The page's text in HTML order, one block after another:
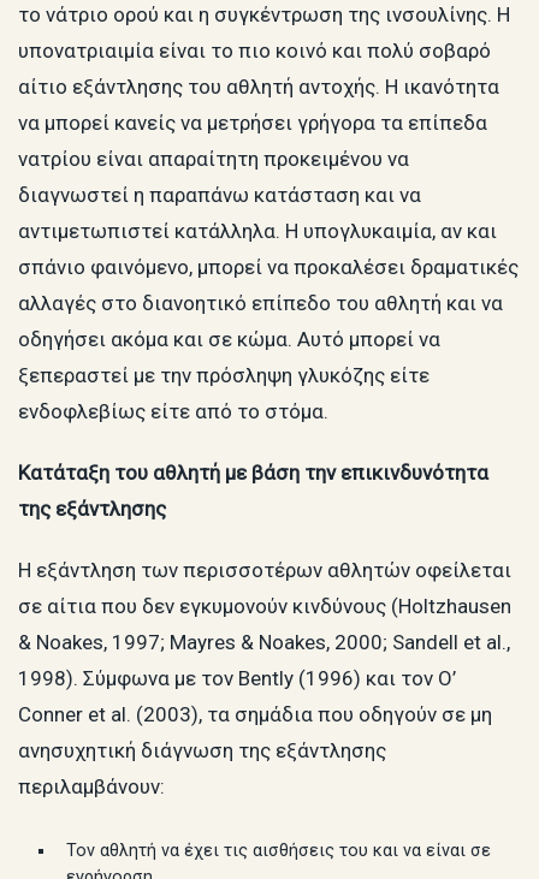
το νάτριο ορού και η συγκέντρωση της ινσουλίνης. Η
υπονατριαιμία είναι το πιο κοινό και πολύ σοβαρό
αίτιο εξάντλησης του αθλητή αντοχής. Η ικανότητα
να μπορεί κανείς να μετρήσει γρήγορα τα επίπεδα
νατρίου είναι απαραίτητη προκειμένου να
διαγνωστεί η παραπάνω κατάσταση και να
αντιμετωπιστεί κατάλληλα. Η υπογλυκαιμία, αν και
σπάνιο φαινόμενο, μπορεί να προκαλέσει δραματικές
αλλαγές στο διανοητικό επίπεδο του αθλητή και να
οδηγήσει ακόμα και σε κώμα. Αυτό μπορεί να
ξεπεραστεί με την πρόσληψη γλυκόζης είτε
ενδοφλεβίως είτε από το στόμα.
Κατάταξη του αθλητή με βάση την επικινδυνότητα
της εξάντλησης
Η εξάντληση των περισσοτέρων αθλητών οφείλεται
σε αίτια που δεν εγκυμονούν κινδύνους (Holtzhausen
& Noakes, 1997; Mayres & Noakes, 2000; Sandell et al.,
1998). Σύμφωνα με τον Bently (1996) και τον O’
Conner et al. (2003), τα σημάδια που οδηγούν σε μη
ανησυχητική διάγνωση της εξάντλησης
περιλαμβάνουν:
Τον αθλητή να έχει τις αισθήσεις του και να είναι σε